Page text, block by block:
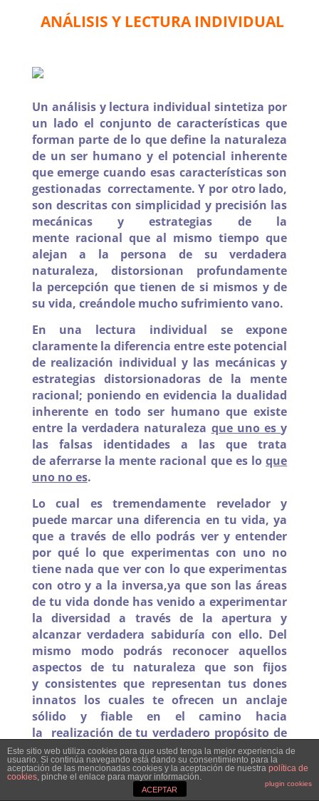
ANÁLISIS Y LECTURA INDIVIDUAL
Un análisis y lectura individual sintetiza por
un lado el conjunto de características que
forman parte de lo que define la naturaleza
de un ser humano y el potencial inherente
que emerge cuando esas características son
gestionadas correctamente. Y por otro lado,
son descritas con simplicidad y precisión las
mecánicas y estrategias de la
mente racional que al mismo tiempo que
alejan a la persona de su verdadera
naturaleza, distorsionan profundamente
la percepción que tienen de si mismos y de
su vida, creándole mucho sufrimiento vano.
En una lectura individual se expone
claramente la diferencia entre este potencial
de realización individual y las mecánicas y
estrategias distorsionadoras de la mente
racional; poniendo en evidencia la dualidad
inherente en todo ser humano que existe
entre la verdadera naturaleza que uno esy
las falsas identidades a las que trata
de aferrarse la mente racional que es loque
uno no es.
Lo cual es tremendamente revelador y
puede marcar una diferencia en tu vida, ya
que a través de ello podrás ver y entender
por qué lo que experimentas con uno no
tiene nada que ver con lo que experimentas
con otro y a la inversa,ya que son las áreas
de tu vida donde has venido a experimentar
la diversidad a través de la apertura y
alcanzar verdadera sabiduría con ello. Del
mismo modo podrás reconocer aquellos
aspectos de tu naturaleza que son fijos
y consistentes que representan tus dones
innatos los cuales te ofrecen un anclaje
sólido y fiable en el camino hacia
la realización de tu verdadero propósito de
vida.
seguir
https://josepboadavives.com/servicio
Este sitio web utiliza cookies para que usted tenga la mejor experiencia de
usuario. Si continúa navegando está dando su consentimiento para la
aceptación de las mencionadas cookies y la aceptación de nuestra política de
cookies, pinche el enlace para mayor información.
plugin cookies
ACEPTAR